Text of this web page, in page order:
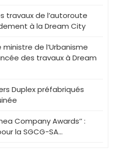
travaux de l’autoroute
à la Dream City
de l’Urbanisme
des travaux à Dream
Duplex préfabriqués
Company Awards’’ :
la SGCG-SA…